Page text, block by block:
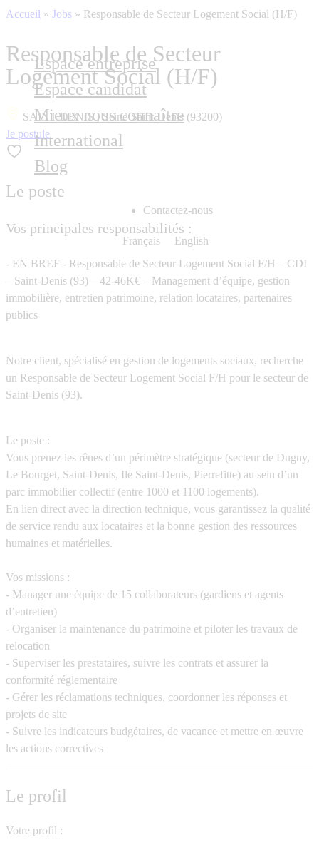
Espace entreprise
Espace candidat
Mieux nous connaître
International
Blog
Contactez-nous
Français English
Accueil » Jobs » Responsable de Secteur Logement Social (H/F)
Responsable de Secteur
Logement Social (H/F)
SAINT-DENIS , Seine-Saint-Denis (93200)
Je postule
Le poste
Vos principales responsabilités :
- EN BREF - Responsable de Secteur Logement Social F/H – CDI
– Saint-Denis (93) – 42-46K€ – Management d’équipe, gestion
immobilière, entretien patrimoine, relation locataires, partenaires
publics
Notre client, spécialisé en gestion de logements sociaux, recherche
un Responsable de Secteur Logement Social F/H pour le secteur de
Saint-Denis (93).
Le poste :
Vous prenez les rênes d’un périmètre stratégique (secteur de Dugny,
Le Bourget, Saint-Denis, Ile Saint-Denis, Pierrefitte) au sein d’un
parc immobilier collectif (entre 1000 et 1100 logements).
En lien direct avec la direction technique, vous garantissez la qualité
de service rendu aux locataires et la bonne gestion des ressources
humaines et matérielles.
Vos missions :
- Manager une équipe de 15 collaborateurs (gardiens et agents
d’entretien)
- Organiser la maintenance du patrimoine et piloter les travaux de
relocation
- Superviser les prestataires, suivre les contrats et assurer la
conformité réglementaire
- Gérer les réclamations techniques, coordonner les réponses et
projets de site
- Suivre les indicateurs budgétaires, de vacance et mettre en œuvre
les actions correctives
Le profil
Votre profil :